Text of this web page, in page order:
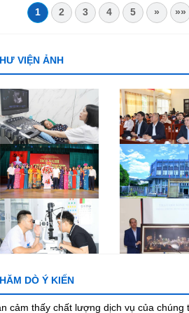
1 2 3 4 5 » »»
VIỆN ẢNH
DÒ Ý KIẾN
cảm thấy chất lượng dịch vụ của chúng